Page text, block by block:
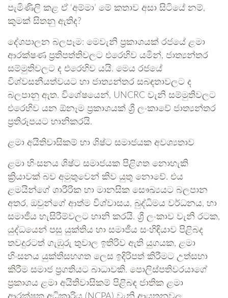
පැමිණිලි කළ ඒ ‘අම්මා’ මේ කතාව අසා සිටියේ නම්,
කුමක් සිතනු ඇතිද?
දේශපාලන බලපෑම: මෙවැනි ප්‍රකාශයක් රජයේ ළමා
ආරක්ෂණ ප්‍රතිපත්තිවලට එරෙහිව යමින්, ජාත්‍යන්තර
සම්මුතිවලට ද එරෙහිව යයි. මෙය රජයේ
විශ්වසනීයත්වයට හා ජාත්‍යන්තර සබඳතාවලට ද
බලපානු ඇත. විශේෂයෙන්, UNCRC වැනි සම්මුතිවලට
එරෙහිව යන ඕනෑම ප්‍රකාශයක් ශ්‍රී ලංකාවේ ජාත්‍යන්තර
ප්‍රතිරූපයට හානිකරයි.
ළමා අයිතිවාසිකම් හා ශිෂ්ට සමාජයක අවශ්‍යතාව
ළමා හිංසනය ශිෂ්ට සමාජයක පිළිගත නොහැකි
ක්‍රියාවක් බව අමුතුවෙන් කිව යුතු නොවේ. එය
ළමයින්ගේ ශාරීරික හා මානසික සෞඛ්‍යයට බලපාන
අතර, ඔවුන්ගේ ආත්ම විශ්වාසය, බුද්ධිමය වර්ධනය, හා
සමාජීය හැසිරීම්වලට හානි කරයි. ශ්‍රී ලංකාව වැනි රටක,
යුද්ධයෙන් පසු යුක්තිය හා සමාජීය සංහිඳියාව පිළිබද
තවදුරටත් ගැඹුරු තුවාල ඉතිරිව ඇති යුගයක, ළමා
හිංසනය යුක්තිසහගත ලෙස ඉදිරිපත් කිරීමට උත්සහා
කිරීම සමාජ ප්‍රගතියට බාධාවකි. පොලිස්පතිවරයාගේ
ප්‍රකාශය ළමා අයිතිවාසිකම් පිළිබඳ ජාතික ළමා